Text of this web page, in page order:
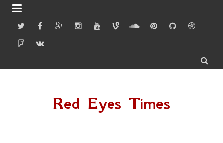


Red Eyes Times